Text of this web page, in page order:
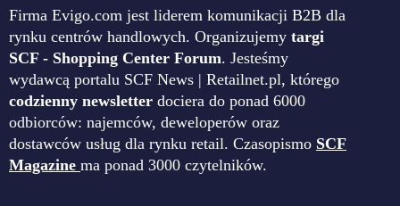
Firma Evigo.com jest liderem komunikacji B2B dla
rynku centrów handlowych. Organizujemy targi
SCF - Shopping Center Forum. Jesteśmy
wydawcą portalu SCF News | Retailnet.pl, którego
codzienny newsletter dociera do ponad 6000
odbiorców: najemców, deweloperów oraz
dostawców usług dla rynku retail. Czasopismo SCF
Magazine ma ponad 3000 czytelników.